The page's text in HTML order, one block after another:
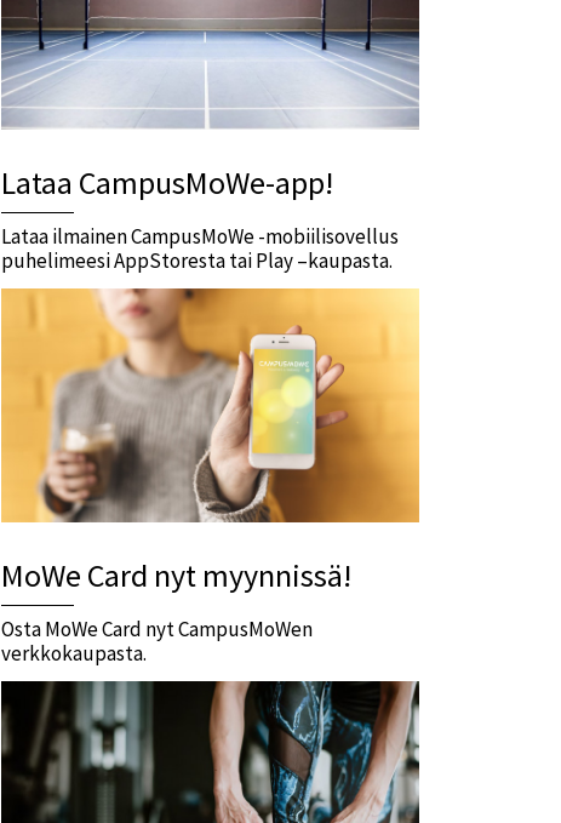
Lataa CampusMoWe-app!
Lataa ilmainen CampusMoWe -mobiilisovellus
puhelimeesi AppStoresta tai Play –kaupasta.
MoWe Card nyt myynnissä!
Osta MoWe Card nyt CampusMoWen
verkkokaupasta.